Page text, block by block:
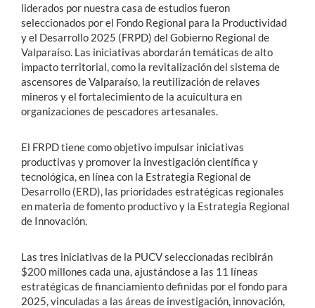
liderados por nuestra casa de estudios fueron
seleccionados por el Fondo Regional para la Productividad
y el Desarrollo 2025 (FRPD) del Gobierno Regional de
Valparaíso. Las iniciativas abordarán temáticas de alto
impacto territorial, como la revitalización del sistema de
ascensores de Valparaíso, la reutilización de relaves
mineros y el fortalecimiento de la acuicultura en
organizaciones de pescadores artesanales.
El FRPD tiene como objetivo impulsar iniciativas
productivas y promover la investigación científica y
tecnológica, en línea con la Estrategia Regional de
Desarrollo (ERD), las prioridades estratégicas regionales
en materia de fomento productivo y la Estrategia Regional
de Innovación.
Las tres iniciativas de la PUCV seleccionadas recibirán
$200 millones cada una, ajustándose a las 11 líneas
estratégicas de financiamiento definidas por el fondo para
2025, vinculadas a las áreas de investigación, innovación,